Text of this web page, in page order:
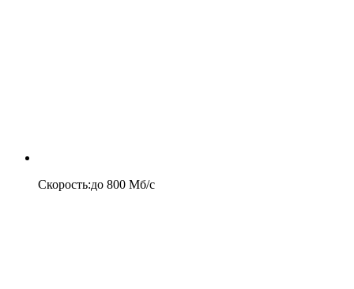
Скорость:до 800 Мб/c